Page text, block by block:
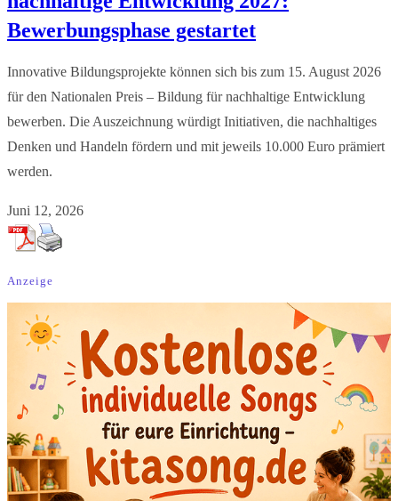
Bewerbungsphase gestartet
Innovative Bildungsprojekte können sich bis zum 15. August 2026
für den Nationalen Preis – Bildung für nachhaltige Entwicklung
bewerben. Die Auszeichnung würdigt Initiativen, die nachhaltiges
Denken und Handeln fördern und mit jeweils 10.000 Euro prämiert
werden.
Juni 12, 2026
Anzeige